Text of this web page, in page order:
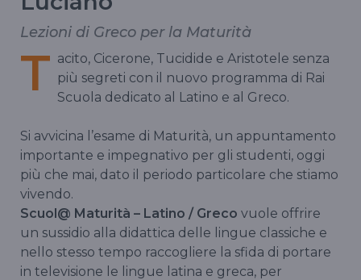
Lezioni di Greco per la Maturità
T acito, Cicerone, Tucidide e Aristotele senza
più segreti con il nuovo programma di Rai
Scuola dedicato al Latino e al Greco.
Si avvicina l’esame di Maturità, un appuntamento
importante e impegnativo per gli studenti, oggi
più che mai, dato il periodo particolare che stiamo
vivendo.
Scuol@ Maturità – Latino / Greco vuole offrire
un sussidio alla didattica delle lingue classiche e
nello stesso tempo raccogliere la sfida di portare
in televisione le lingue latina e greca, per